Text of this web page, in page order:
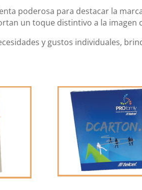
poderosa para destacar la
un toque distintivo a la imagen
y gustos individuales,